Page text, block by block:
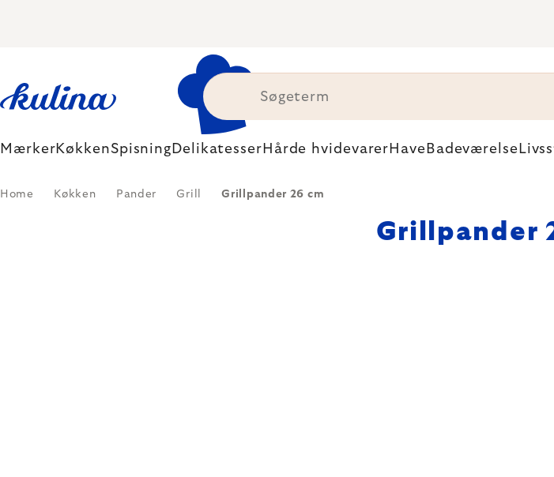
MærkerKøkkenSpisning Delikatesser Hårde hvidevarer Have Badeværelse
Home Køkken Pander Grill Grillpander 26 cm
Grillpander